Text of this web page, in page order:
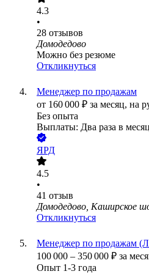
4.3
•
28 отзывов
Домодедово
Можно без резюме
Откликнуться
Менеджер по продажам
от 160 000 ₽ за месяц, на
Без опыта
Выплаты: Два раза в месяц
ЯРД
4.5
•
41 отзыв
Домодедово, Каширское
Откликнуться
Менеджер по продажам
100 000 – 350 000 ₽ за
Опыт 1-3 года